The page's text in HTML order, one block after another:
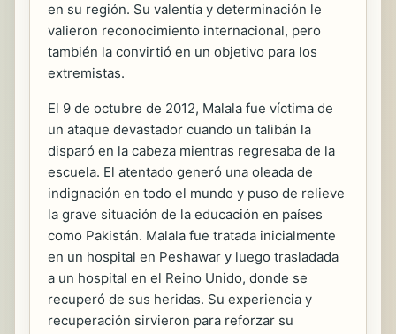
en su región. Su valentía y determinación le
valieron reconocimiento internacional, pero
también la convirtió en un objetivo para los
extremistas.
El 9 de octubre de 2012, Malala fue víctima de
un ataque devastador cuando un talibán la
disparó en la cabeza mientras regresaba de la
escuela. El atentado generó una oleada de
indignación en todo el mundo y puso de relieve
la grave situación de la educación en países
como Pakistán. Malala fue tratada inicialmente
en un hospital en Peshawar y luego trasladada
a un hospital en el Reino Unido, donde se
recuperó de sus heridas. Su experiencia y
recuperación sirvieron para reforzar su